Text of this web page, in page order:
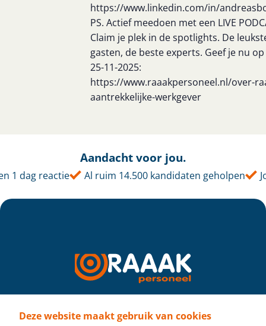
Deze website maakt gebruik van cookies
https://www.linkedin.com/in/
PS. Actief meedoen met een LIVE
Claim je plek in de spotlights. De
gasten, de beste experts. Geef je nu
25-11-2025:
https://www.raaakpersoneel.nl/over-
aantrekkelijke-werkgever
Aandacht voor jou.
1 dag reactie Al ruim 14.500 kandidaten geholpen
Volg ons